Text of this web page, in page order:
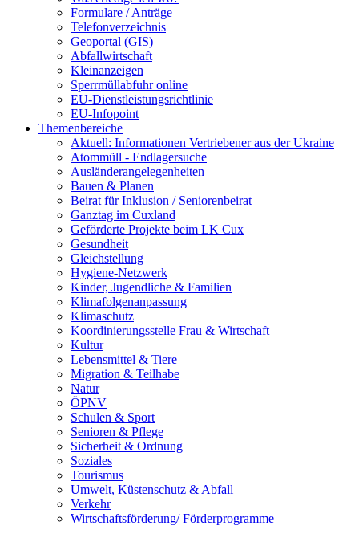
Formulare / Anträge
Telefonverzeichnis
Geoportal (GIS)
Abfallwirtschaft
Kleinanzeigen
Sperrmüllabfuhr online
EU-Dienstleistungsrichtlinie
EU-Infopoint
Themenbereiche
Aktuell: Informationen Vertriebener aus der Ukraine
Atommüll - Endlagersuche
Ausländerangelegenheiten
Bauen & Planen
Beirat für Inklusion / Seniorenbeirat
Ganztag im Cuxland
Geförderte Projekte beim LK Cux
Gesundheit
Gleichstellung
Hygiene-Netzwerk
Kinder, Jugendliche & Familien
Klimafolgenanpassung
Klimaschutz
Koordinierungsstelle Frau & Wirtschaft
Kultur
Lebensmittel & Tiere
Migration & Teilhabe
Natur
ÖPNV
Schulen & Sport
Senioren & Pflege
Sicherheit & Ordnung
Soziales
Tourismus
Umwelt, Küstenschutz & Abfall
Verkehr
Wirtschaftsförderung/ Förderprogramme